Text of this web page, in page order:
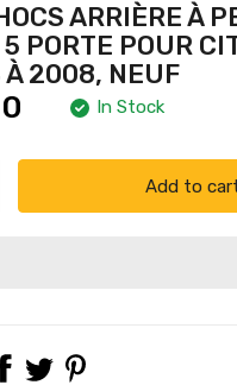
ARRIÈRE À
5 PORTE POUR
2008, NEUF
In Stock
Add to